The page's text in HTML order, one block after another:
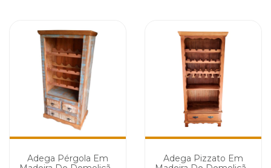
Adega Pérgola Em
Adega Pizzato Em